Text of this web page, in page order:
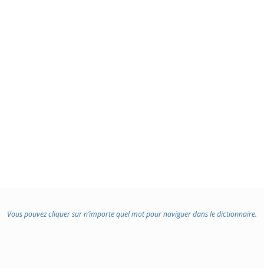
Vous pouvez cliquer sur n’importe quel mot pour naviguer dans le dictionnaire.